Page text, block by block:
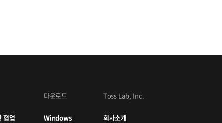
협업
다운로드
Windows
Toss Lab, Inc.
회사소개